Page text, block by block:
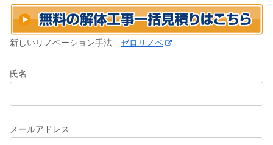
新しいリノベーション手法 ゼロリノベ
氏名
メールアドレス